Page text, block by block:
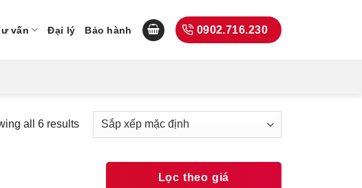
vấn Đại lý Bảo hành 0902.716.230
all 6 results
Lọc theo giá